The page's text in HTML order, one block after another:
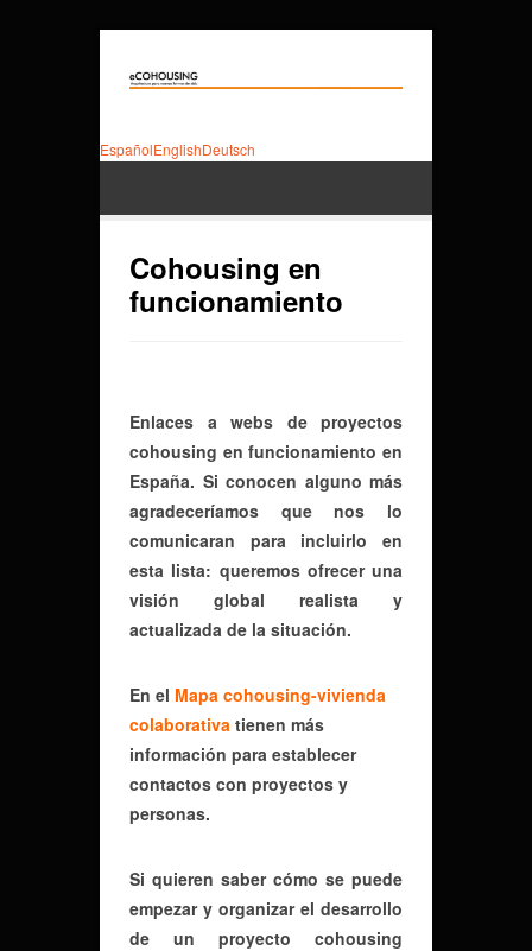
EspañolEnglishDeutsch
Cohousing en
funcionamiento
Enlaces a webs de proyectos
cohousing en funcionamiento en
España. Si conocen alguno más
agradeceríamos que nos lo
comunicaran para incluirlo en
esta lista: queremos ofrecer una
visión global realista y
actualizada de la situación.
En el Mapa cohousing-vivienda
colaborativa tienen más
información para establecer
contactos con proyectos y
personas.
Si quieren saber cómo se puede
empezar y organizar el desarrollo
de un proyecto cohousing